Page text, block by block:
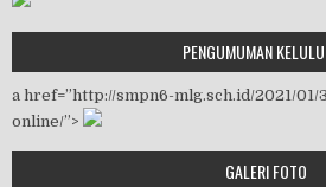
PENGUMUMAN
a href=”http://smpn6-mlg.sch.id/2021/
online/”>
GALERI FOTO